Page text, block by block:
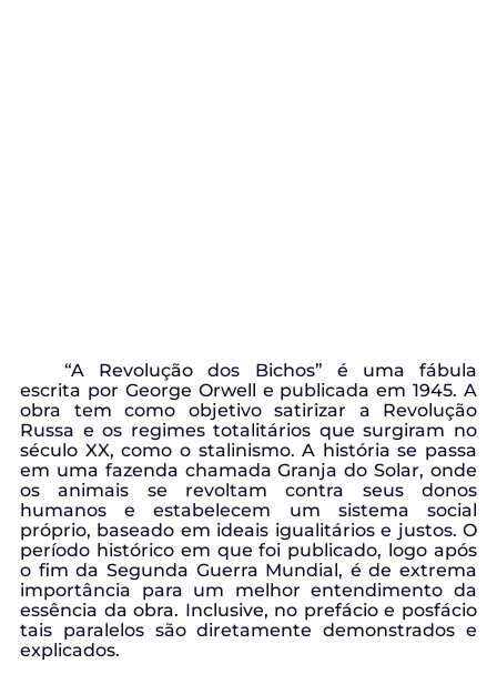
“A Revolução dos Bichos” é uma fábula
escrita por George Orwell e publicada em 1945. A
obra tem como objetivo satirizar a Revolução
Russa e os regimes totalitários que surgiram no
século XX, como o stalinismo. A história se passa
em uma fazenda chamada Granja do Solar, onde
os animais se revoltam contra seus donos
humanos e estabelecem um sistema social
próprio, baseado em ideais igualitários e justos. O
período histórico em que foi publicado, logo após
o fim da Segunda Guerra Mundial, é de extrema
importância para um melhor entendimento da
essência da obra. Inclusive, no prefácio e posfácio
tais paralelos são diretamente demonstrados e
explicados.